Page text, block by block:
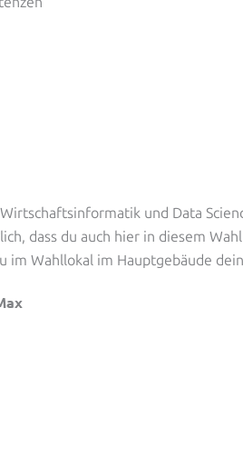
und Data
dass du auch hier in diesem
im Wahllokal im Hauptgebäude